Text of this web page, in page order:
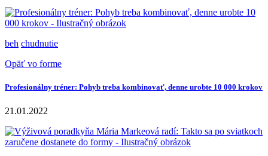
beh chudnutie
Opäť vo forme
Profesionálny tréner: Pohyb treba kombinovať, denne urobte 10 000 krokov
21.01.2022